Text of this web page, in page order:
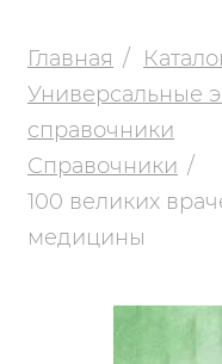
Главная
Универсальные
справочники
Справочники
100 великих
медицины